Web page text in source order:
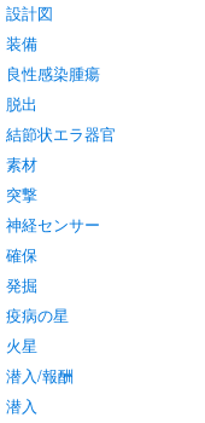
設計図
装備
良性感染腫瘍
脱出
結節状エラ器官
素材
突撃
神経センサー
確保
発掘
疫病の星
火星
潜入/報酬
潜入